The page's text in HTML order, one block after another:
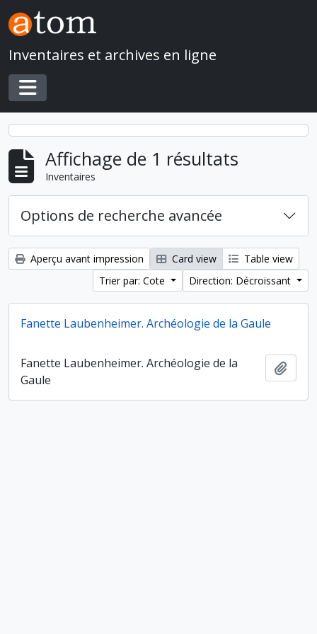
Skip to main content
Inventaires et archives en ligne
Toggle navigation
Affichage de 1 résultats
Inventaires
Options de recherche avancée
Aperçu avant impression Card view
Table view
Trier par: Cote
Direction: Décroissant
Fanette Laubenheimer. Archéologie de la Gaule
Fanette Laubenheimer. Archéologie de la
Gaule